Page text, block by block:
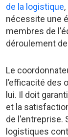
de la logistique
nécessite une
membres de
déroulement
Le
l’efficacité des
lui. Il doit
et la
de l'entreprise.
logistiques